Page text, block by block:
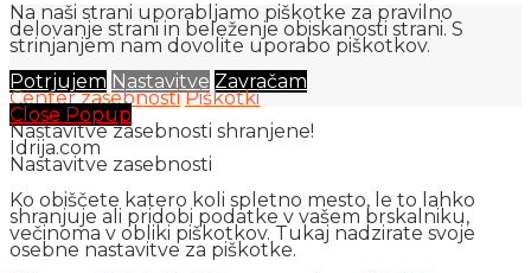
Na naši strani uporabljamo piškotke za pravilno
delovanje strani in beleženje obiskanosti strani. S
strinjanjem nam dovolite uporabo piškotkov.
Potrjujem Nastavitve Zavračam
Center zasebnosti Piškotki
Close Popup
Nastavitve zasebnosti shranjene!
Idrija.com
Nastavitve zasebnosti
Ko obiščete katero koli spletno mesto, le to lahko
shranjuje ali pridobi podatke v vašem brskalniku,
večinoma v obliki piškotkov. Tukaj nadzirate svoje
osebne nastavitve za piškotke.